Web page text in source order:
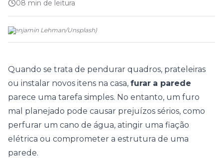
08 min de leitura
(Benjamin Lehman/Unsplash)
Quando se trata de pendurar quadros, prateleiras
ou instalar novos itens na casa, furar a parede
parece uma tarefa simples. No entanto, um furo
mal planejado pode causar prejuízos sérios, como
perfurar um cano de água, atingir uma fiação
elétrica ou comprometer a estrutura de uma
parede.